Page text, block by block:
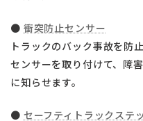
● 衝突防止センサー
トラックのバック事故を防
センサーを取り付けて、障
に知らせます。
● セーフティトラックステ